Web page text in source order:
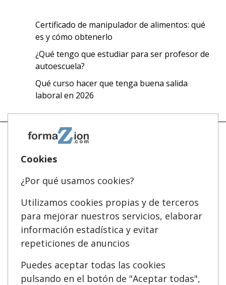
Certificado de manipulador de alimentos: qué
es y cómo obtenerlo
¿Qué tengo que estudiar para ser profesor de
autoescuela?
Qué curso hacer que tenga buena salida
laboral en 2026
Mapa
Quienes somos
Tarifas publicidad
Acceso Usuarios
Cursos FP
Conferencias
Carreras Universitarias
Oposiciones
Contactar
SÍGUENOS EN:
Cookies
¿Por qué usamos cookies?
Utilizamos cookies propias y de terceros
para mejorar nuestros servicios, elaborar
información estadística y evitar
repeticiones de anuncios
Puedes aceptar todas las cookies
pulsando en el botón de "Aceptar todas",